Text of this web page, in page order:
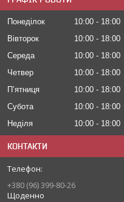
Понеділок 10:00
18:00
Вівторок
10:00
18:00
Середа
10:00
18:00
Четвер
10:00
18:00
Пʼятниця
10:00
18:00
Субота
10:00
18:00
Неділя
10:00 18:00
КОНТАКТИ
+380 (96) 399-80-26
Щоденно